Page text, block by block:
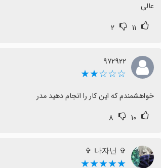
عالی
۱۱ ۲
۹۷۲۹۲۲
☆☆☆★★
خواهشمندم که این کار را انجام دهید مدر
۱۰ ۸
✞ 나자닌 ✞
★★★★★